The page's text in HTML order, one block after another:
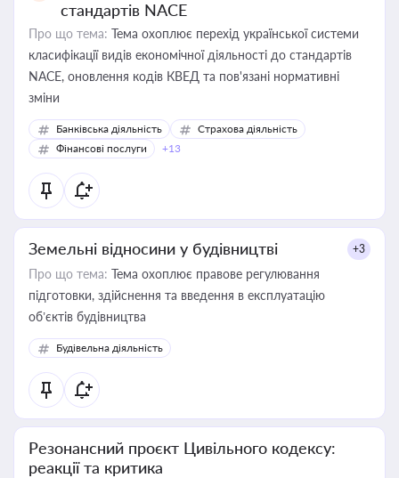
стандартів NACE
Про що тема: Тема охоплює перехід української системи
класифікації видів економічної діяльності до стандартів
NACE, оновлення кодів КВЕД та пов'язані нормативні
зміни
Банківська діяльність
Страхова діяльність
Фінансові послуги
+13
Земельні відносини у будівництві +3
Про що тема: Тема охоплює правове регулювання
підготовки, здійснення та введення в експлуатацію
об’єктів будівництва
Будівельна діяльність
Резонансний проєкт Цивільного кодексу:
реакції та критика